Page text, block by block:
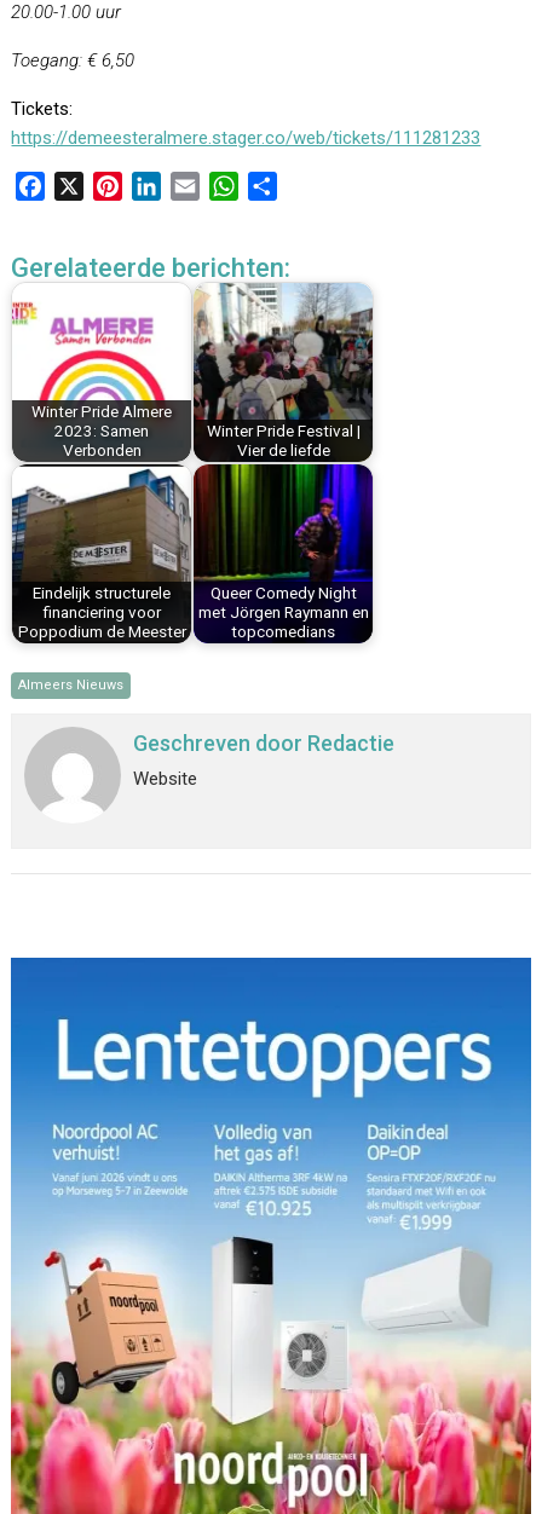
20.00-1.00 uur
Toegang: € 6,50
Tickets:
https://demeesteralmere.stager.co/web/tickets/111281233
e
o
k
t
r
e
s
t
k
n
i
l
W
t
s
A
p
p
e
Gerelateerde berichten:
Winter Pride Almere
2023: Samen
Verbonden
Winter Pride Festival |
Vier de liefde
Eindelijk structurele
financiering voor
Poppodium de Meester
Queer Comedy Night
met Jörgen Raymann en
topcomedians
Almeers Nieuws
Geschreven door Redactie
Website